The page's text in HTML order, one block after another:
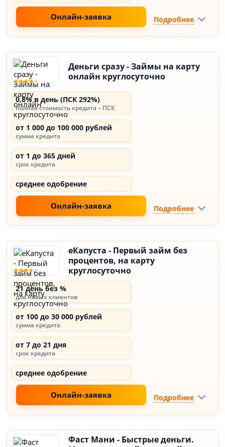
Онлайн-заявка Подробнее
Деньги сразу - Займы на карту
онлайн круглосуточно
0,8% в день (ПСК 292%)
полная стоимость кредита – ПСК
от 1 000 до 100 000 рублей
сумма кредита
от 1 до 365 дней
срок кредита
среднее одобрение
Онлайн-заявка Подробнее
еКапуста - Первый займ без
процентов, на карту
круглосуточно
21 день без %
для новых клиентов
от 100 до 30 000 рублей
сумма кредита
от 7 до 21 дня
срок кредита
среднее одобрение
Онлайн-заявка Подробнее
Фаст Мани - Быстрые деньги.